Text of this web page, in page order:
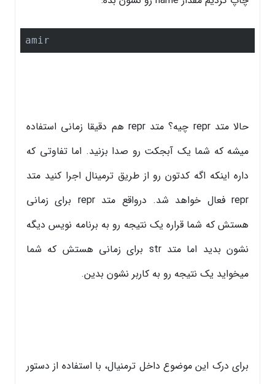
amir
حالا متد repr چیه؟ متد repr هم دقیقا زمانی استفاده
میشه که شما یک آبجکت رو صدا بزنید. اما تفاوتی که
داره اینکه اگه کدتون رو از طریق ترمینال اجرا کنید متد
repr فعال خواهد شد. درواقع متد repr برای زمانی
هستش که شما قراره یک نتیجه رو به برنامه نویس دیگه
نشون بدید اما متد str برای زمانی هستش که شما
میخواید یک نتیجه رو به کاربر نشون بدین.
برای درک این موضوع داخل ترمنیال، با استفاده از دستور